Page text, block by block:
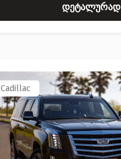
დეტალურად
Cadillac